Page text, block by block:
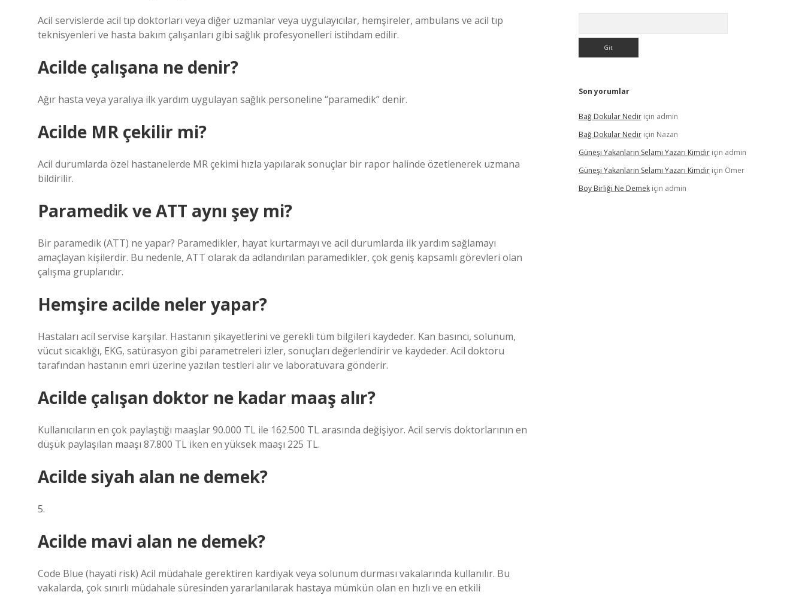
Acil servislerde acil tıp doktorları veya diğer uzmanlar veya uygulayıcılar, hemşireler, ambulans ve acil tıp
teknisyenleri ve hasta bakım çalışanları gibi sağlık profesyonelleri istihdam edilir.
Acilde çalışana ne denir?
Ağır hasta veya yaralıya ilk yardım uygulayan sağlık personeline “paramedik” denir.
Acilde MR çekilir mi?
Acil durumlarda özel hastanelerde MR çekimi hızla yapılarak sonuçlar bir rapor halinde özetlenerek uzmana
bildirilir.
Paramedik ve ATT aynı şey mi?
Bir paramedik (ATT) ne yapar? Paramedikler, hayat kurtarmayı ve acil durumlarda ilk yardım sağlamayı
amaçlayan kişilerdir. Bu nedenle, ATT olarak da adlandırılan paramedikler, çok geniş kapsamlı görevleri olan
çalışma gruplarıdır.
Hemşire acilde neler yapar?
Hastaları acil servise karşılar. Hastanın şikayetlerini ve gerekli tüm bilgileri kaydeder. Kan basıncı, solunum,
vücut sıcaklığı, EKG, satürasyon gibi parametreleri izler, sonuçları değerlendirir ve kaydeder. Acil doktoru
tarafından hastanın emri üzerine yazılan testleri alır ve laboratuvara gönderir.
Acilde çalışan doktor ne kadar maaş alır?
Kullanıcıların en çok paylaştığı maaşlar 90.000 TL ile 162.500 TL arasında değişiyor. Acil servis doktorlarının en
düşük paylaşılan maaşı 87.800 TL iken en yüksek maaşı 225 TL.
Acilde siyah alan ne demek?
5.
Acilde mavi alan ne demek?
Code Blue (hayati risk) Acil müdahale gerektiren kardiyak veya solunum durması vakalarında kullanılır. Bu
vakalarda, çok sınırlı müdahale süresinden yararlanılarak hastaya mümkün olan en hızlı ve en etkili
Son yorumlar
Bağ Dokular Nediriçin admin
Bağ Dokular Nediriçin Nazan
Güneşi Yakanların Selamı Yazarı Kimdiriçin admin
Güneşi Yakanların Selamı Yazarı Kimdiriçin Ömer
Boy Birliği Ne Demekiçin admin